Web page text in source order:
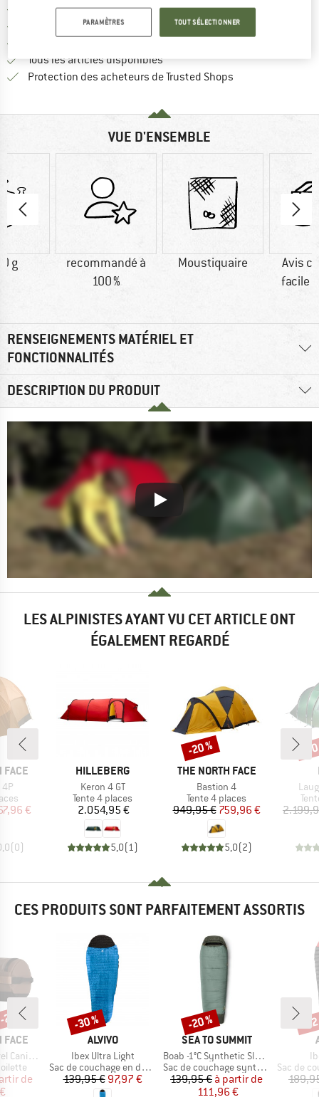
Livraison gratuite dès 69 € (FR)Trouve les infos sur la
Droit de retour de 100 jours
Trouve les informations de
Tous les articles disponibles
Protection des acheteurs de Trusted Shops
VUE D'ENSEMBLE
g
recommandé à
100 %
Moustiquaire
Avis
facile
RENSEIGNEMENTS MATÉRIEL ET
FONCTIONNALITÉS
DESCRIPTION DU PRODUIT
LES ALPINISTES AYANT VU CET ARTICLE ONT
ÉGALEMENT REGARDÉ
FACE
réduit
€
(0)
MARQUE
HILLEBERG
Article
Keron 4 GT
Product group
Tente 4 places
Prix
2.054,95 €
5,0( 1)
MARQUE
THE NORTH FACE
Article
Bastion 4
Product group
Tente 4 places
Prix
949,95 €Prix réduit
759,96 €
5,0(2)
Remise
-20 % -
CES PRODUITS SONT PARFAITEMENT ASSORTIS
FACE
réduit
de
%
MARQUE
ALVIVO
Article
Ibex Ultra Light
Product group
Sac de couchage en duvet
Prix
139,95 €Prix réduit
97,97 €
Remise
-30 %
MARQUE
SEA TO SUMMIT
Article
Boab -1°C Synthetic Sleeping Bag
Product group
Sac de couchage synthétique
Prix
139,95 € Prix réduit
à partir de
111,96 €
Remise
-20 %
Product
Sac de
-
PARAMÈTRES TOUT SÉLECTIONNER